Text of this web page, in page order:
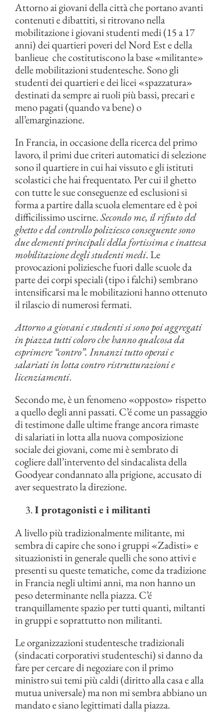
Attorno ai giovani della città che portano avanti
contenuti e dibattiti, si ritrovano nella
mobilitazione i giovani studenti medi (15 a 17
anni) dei quartieri poveri del Nord Est e della
banlieue che costitutiscono la base «militante»
delle mobilitazioni studentesche. Sono gli
studenti dei quartieri e dei licei «spazzatura»
destinati da sempre ai ruoli più bassi, precari e
meno pagati (quando va bene) o
all’emarginazione.
In Francia, in occasione della ricerca del primo
lavoro, il primi due criteri automatici di selezione
sono il quartiere in cui hai vissuto e gli istituti
scolastici che hai frequentato. Per cui il ghetto
con tutte le sue conseguenze ed esclusioni si
forma a partire dalla scuola elementare ed è poi
difficilissimo uscirne.Secondo me, il rifiuto del
ghetto e del controllo poliziesco conseguente sono
due elementi principali della fortissima e inattesa
mobilitazione degli studenti medi. Le
provocazioni poliziesche fuori dalle scuole da
parte dei corpi speciali (tipo i falchi) sembrano
intensificarsi ma le mobilitazioni hanno ottenuto
il rilascio di numerosi fermati.
Attorno a giovani e studenti si sono poi aggregati
in piazza tutti coloro che hanno qualcosa da
esprimere “contro”. Innanzi tutto operai e
salariati in lotta contro ristrutturazioni e
licenziamenti.
Secondo me, è un fenomeno «opposto» rispetto
a quello degli anni passati. C’é come un passaggio
di testimone dalle ultime frange ancora rimaste
di salariati in lotta alla nuova composizione
sociale dei giovani, come mi è sembrato di
cogliere dall’intervento del sindacalista della
Goodyear condannato alla prigione, accusato di
aver sequestrato la direzione.
I protagonisti e i militanti
A livello più tradizionalmente militante, mi
sembra di capire che sono i gruppi «Zadisti» e
situazionisti in generale quelli che sono attivi e
presenti su queste tematiche, come da tradizione
in Francia negli ultimi anni, ma non hanno un
peso determinante nella piazza. C’é
tranquillamente spazio per tutti quanti, miltanti
in gruppi e soprattutto non militanti.
Le organizzazioni studentesche tradizionali
(sindacati corporativi studenteschi) si danno da
fare per cercare di negoziare con il primo
ministro sui temi più caldi (diritto alla casa e alla
mutua universale) ma non mi sembra abbiano un
mandato e siano legittimati dalla piazza.